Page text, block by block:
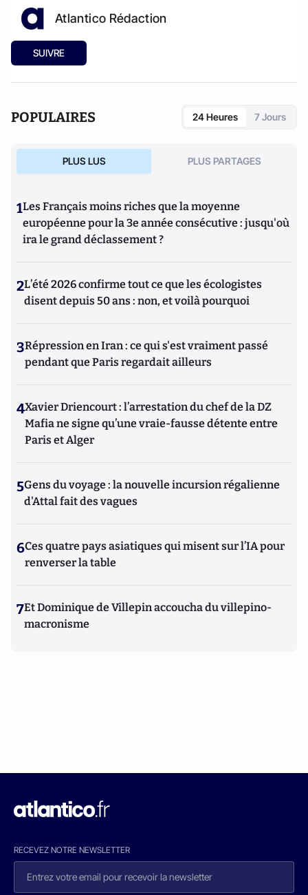
Atlantico Rédaction
SUIVRE
POPULAIRES 24 Heures 7 Jours
PLUS LUS PLUS PARTAGES
1Les Français moins riches que la moyenne
européenne pour la 3e année consécutive : jusqu'où
ira le grand déclassement ?
2L’été 2026 confirme tout ce que les écologistes
disent depuis 50 ans : non, et voilà pourquoi
3Répression en Iran : ce qui s'est vraiment passé
pendant que Paris regardait ailleurs
4Xavier Driencourt : l’arrestation du chef de la DZ
Mafia ne signe qu’une vraie-fausse détente entre
Paris et Alger
5Gens du voyage : la nouvelle incursion régalienne
d'Attal fait des vagues
6Ces quatre pays asiatiques qui misent sur l’IA pour
renverser la table
7Et Dominique de Villepin accoucha du villepino-
macronisme
RECEVEZ NOTRE NEWSLETTER